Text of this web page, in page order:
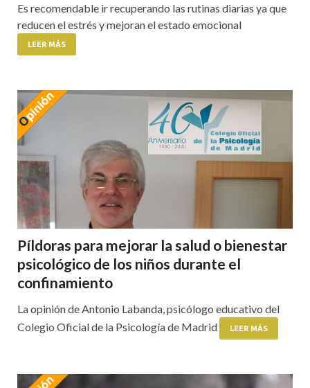
Es recomendable ir recuperando las rutinas diarias ya que
reducen el estrés y mejoran el estado emocional
LEER MÁS
Píldoras para mejorar la salud o bienestar
psicológico de los niños durante el
confinamiento
La opinión de Antonio Labanda, psicólogo educativo del
Colegio Oficial de la Psicología de Madrid
LEER MÁS